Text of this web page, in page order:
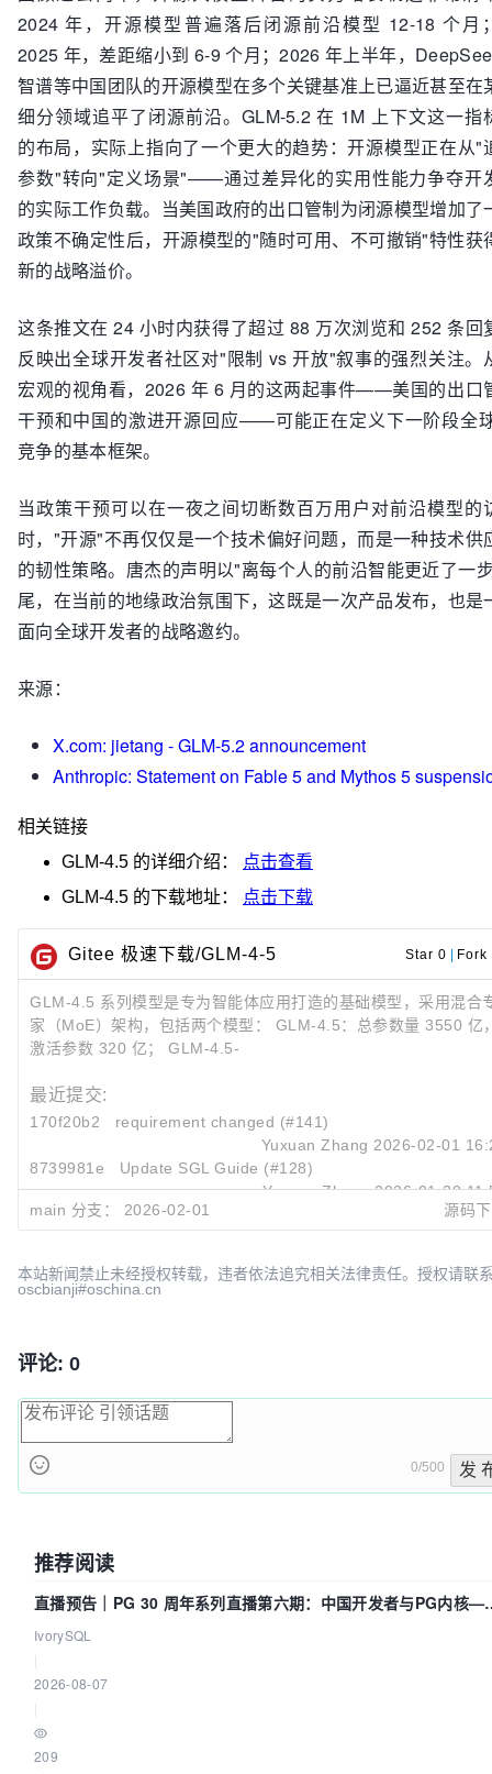
2024 年，开源模型普遍落后闭源前沿模型 12-18 个月
2025 年，差距缩小到 6-9 个月；2026 年上半年，
智谱等中国团队的开源模型在多个关键基准上已逼近甚至在
细分领域追平了闭源前沿。GLM-5.2 在 1M 上下文这一指
的布局，实际上指向了一个更大的趋势：开源模型正在从"
参数"转向"定义场景"——通过差异化的实用性能力争夺开
的实际工作负载。当美国政府的出口管制为闭源模型增加了
政策不确定性后，开源模型的"随时可用、不可撤销"特性获
新的战略溢价。
这条推文在 24 小时内获得了超过 88 万次浏览和 252 条回
反映出全球开发者社区对"限制 vs 开放"叙事的强烈关注。
宏观的视角看，2026 年 6 月的这两起事件——美国的出口
干预和中国的激进开源回应——可能正在定义下一阶段全
竞争的基本框架。
当政策干预可以在一夜之间切断数百万用户对前沿模型的
时，"开源"不再仅仅是一个技术偏好问题，而是一种技术供
的韧性策略。唐杰的声明以"离每个人的前沿智能更近了一
尾，在当前的地缘政治氛围下，这既是一次产品发布，也是
面向全球开发者的战略邀约。
来源：
X.com: jietang - GLM-5.2 announcement
Anthropic: Statement on Fable 5 and Mythos 5
相关链接
GLM-4.5 的详细介绍：
点击查看
GLM-4.5 的下载地址： 点击下载
Gitee 极速下载/GLM-4-5 Star 0 Fork
GLM-4.5 系列模型是专为智能体应用打造的基础模型，采用混合
家（MoE）架构，包括两个模型： GLM-4.5：总参数量 3550 亿
激活参数 320 亿； GLM-4.5-
最近提交:
170f20b2
requirement changed (#141)
Yuxuan Zhang 2026-02-01
8739981e
Update SGL Guide (#128)
Yuxuan Zhang 2026-01-20
f42f909a
Merge pull request #127 from zRzRzRzRzRzRzR/
main 分支： 2026-02-01 源码
本站新闻禁止未经授权转载，违者依法追究相关法律责任。授权请联
oscbianji#oschina.cn
评论: 0
0/500 发
推荐阅读
直播预告｜PG 30 周年系列直播第六期：中国开发者与PG内核
我们改得动吗？我们贡献了什么？
IvorySQL
2026-08-07
209